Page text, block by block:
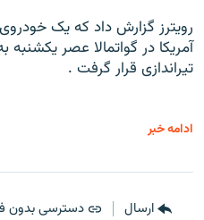
رویترز گزارش داد که یک
آمریکا در گواتمالا عصر
تیراندازی قرار گرفت .
ادامه خبر
ارسال دسترسی بدون